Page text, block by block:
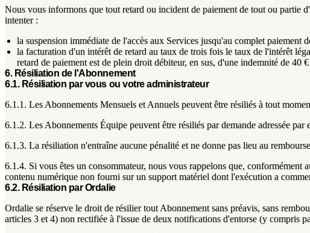
Nous vous informons que tout retard ou incident de paiement de tout ou partie
intenter :
la suspension immédiate de l'accès aux Services jusqu'au complet paiement
la facturation d'un intérêt de retard au taux de trois fois le taux de l'intérêt
retard de paiement est de plein droit débiteur, en sus, d'une indemnité de 40
6. Résiliation de l'Abonnement
6.1. Résiliation par vous ou votre administrateur
6.1.1. Les Abonnements Mensuels et Annuels peuvent être résiliés à tout
6.1.2. Les Abonnements Équipe peuvent être résiliés par demande adressée
6.1.3. La résiliation n'entraîne aucune pénalité et ne donne pas lieu au
6.1.4. Si vous êtes un consommateur, nous vous rappelons que,
contenu numérique non fourni sur un support matériel dont l'exécution a
6.2. Résiliation par Ordalie
Ordalie se réserve le droit de résilier tout Abonnement sans préavis, sans
articles 3 et 4) non rectifiée à l'issue de deux notifications d'entorse (y compris